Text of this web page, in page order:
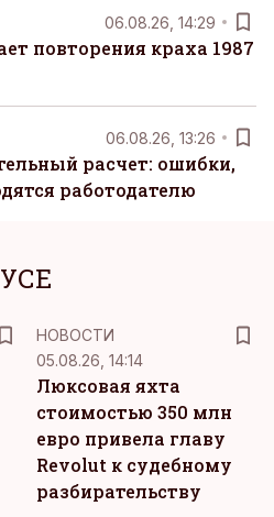
06.08.26, 14:29
повторения краха 1987
06.08.26, 13:26
расчет: ошибки,
работодателю
НОВОСТИ
05.08.26, 14:14
Люксовая яхта
стоимостью 350 млн
евро привела главу
Revolut к судебному
разбирательству